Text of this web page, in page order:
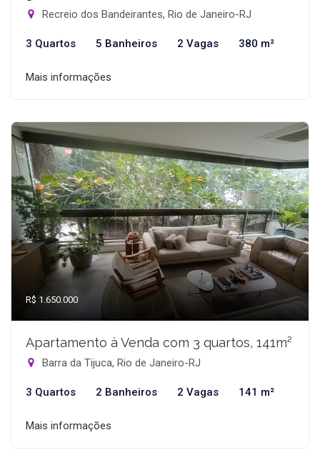
Recreio dos Bandeirantes, Rio de Janeiro-RJ
3 Quartos 5 Banheiros 2 Vagas 380 m²
Mais informações
R$ 1.650.000
Apartamento à Venda com 3 quartos, 141m²
Barra da Tijuca, Rio de Janeiro-RJ
3 Quartos 2 Banheiros 2 Vagas 141 m²
Mais informações